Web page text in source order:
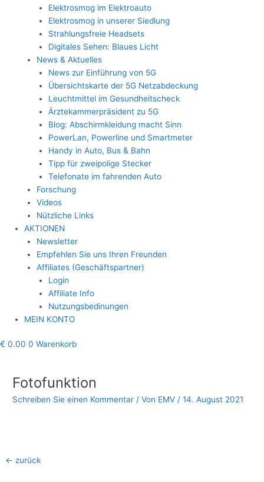
Elektrosmog im Elektroauto
Elektrosmog in unserer Siedlung
Strahlungsfreie Headsets
Digitales Sehen: Blaues Licht
News & Aktuelles
News zur Einführung von 5G
Übersichtskarte der 5G Netzabdeckung
Leuchtmittel im Gesundheitscheck
Ärztekammerpräsident zu 5G
Blog: Abschirmkleidung macht Sinn
PowerLan, Powerline und Smartmeter
Handy in Auto, Bus & Bahn
Tipp für zweipolige Stecker
Telefonate im fahrenden Auto
Forschung
Videos
Nützliche Links
AKTIONEN
Newsletter
Empfehlen Sie uns Ihren Freunden
Affiliates (Geschäftspartner)
Login
Affiliate Info
Nutzungsbedinungen
MEIN KONTO
€ 0.00 0 Warenkorb
Fotofunktion
Schreiben Sie einen Kommentar / Von EMV /14. August 2021
← zurück